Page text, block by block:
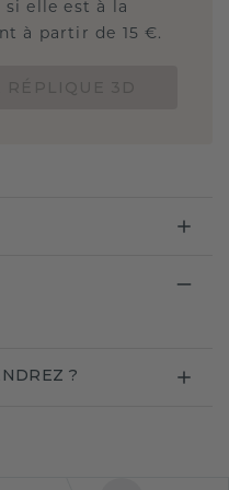
elle est à la
à partir de 15 €.
?